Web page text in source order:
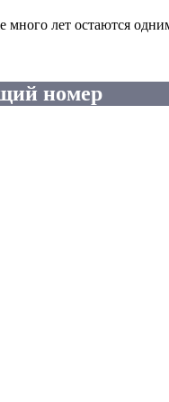
лет остаются
номер